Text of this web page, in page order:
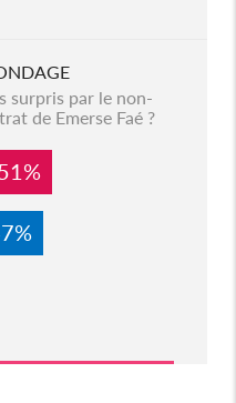
surpris par le non-
de Emerse Faé ?